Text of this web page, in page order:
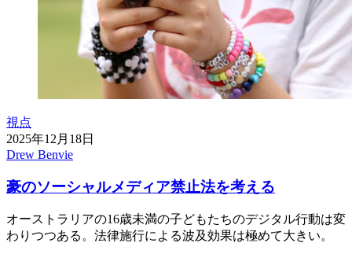
視点
2025年12月18日
Drew Benvie
豪のソーシャルメディア禁止法を考える
オーストラリアの16歳未満の子どもたちのデジタル行動は変
わりつつある。法律施行による波及効果は極めて大きい。